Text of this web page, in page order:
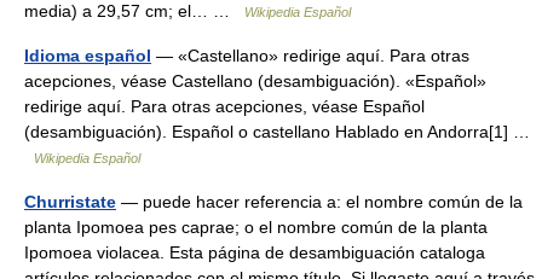
media) a 29,57 cm; el… …
Wikipedia Español
Idioma español — «Castellano» redirige aquí. Para otras
acepciones, véase Castellano (desambiguación). «Español»
redirige aquí. Para otras acepciones, véase Español
(desambiguación). Español o castellano Hablado en Andorra[1] …
Wikipedia Español
Churristate — puede hacer referencia a: el nombre común de la
planta Ipomoea pes caprae; o el nombre común de la planta
Ipomoea violacea. Esta página de desambiguación cataloga